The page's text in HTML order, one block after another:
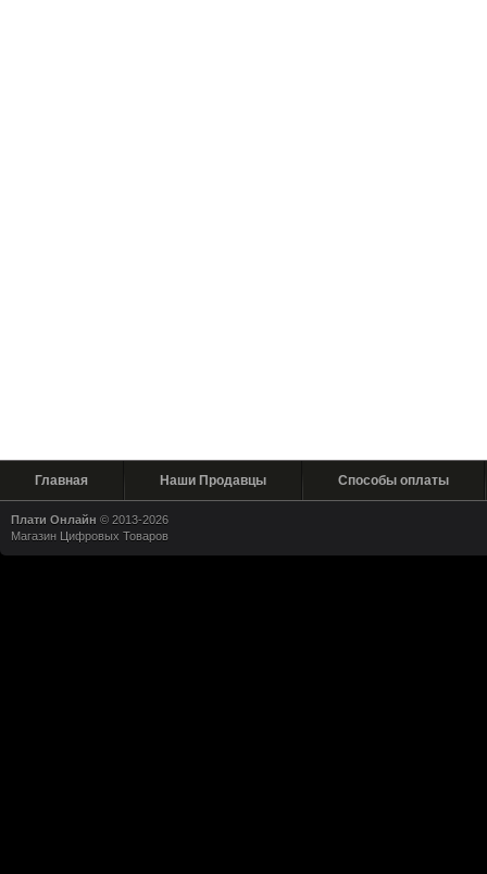
Главная Наши Продавцы Способы оплаты
Плати Онлайн © 2013-2026
Магазин Цифровых Товаров